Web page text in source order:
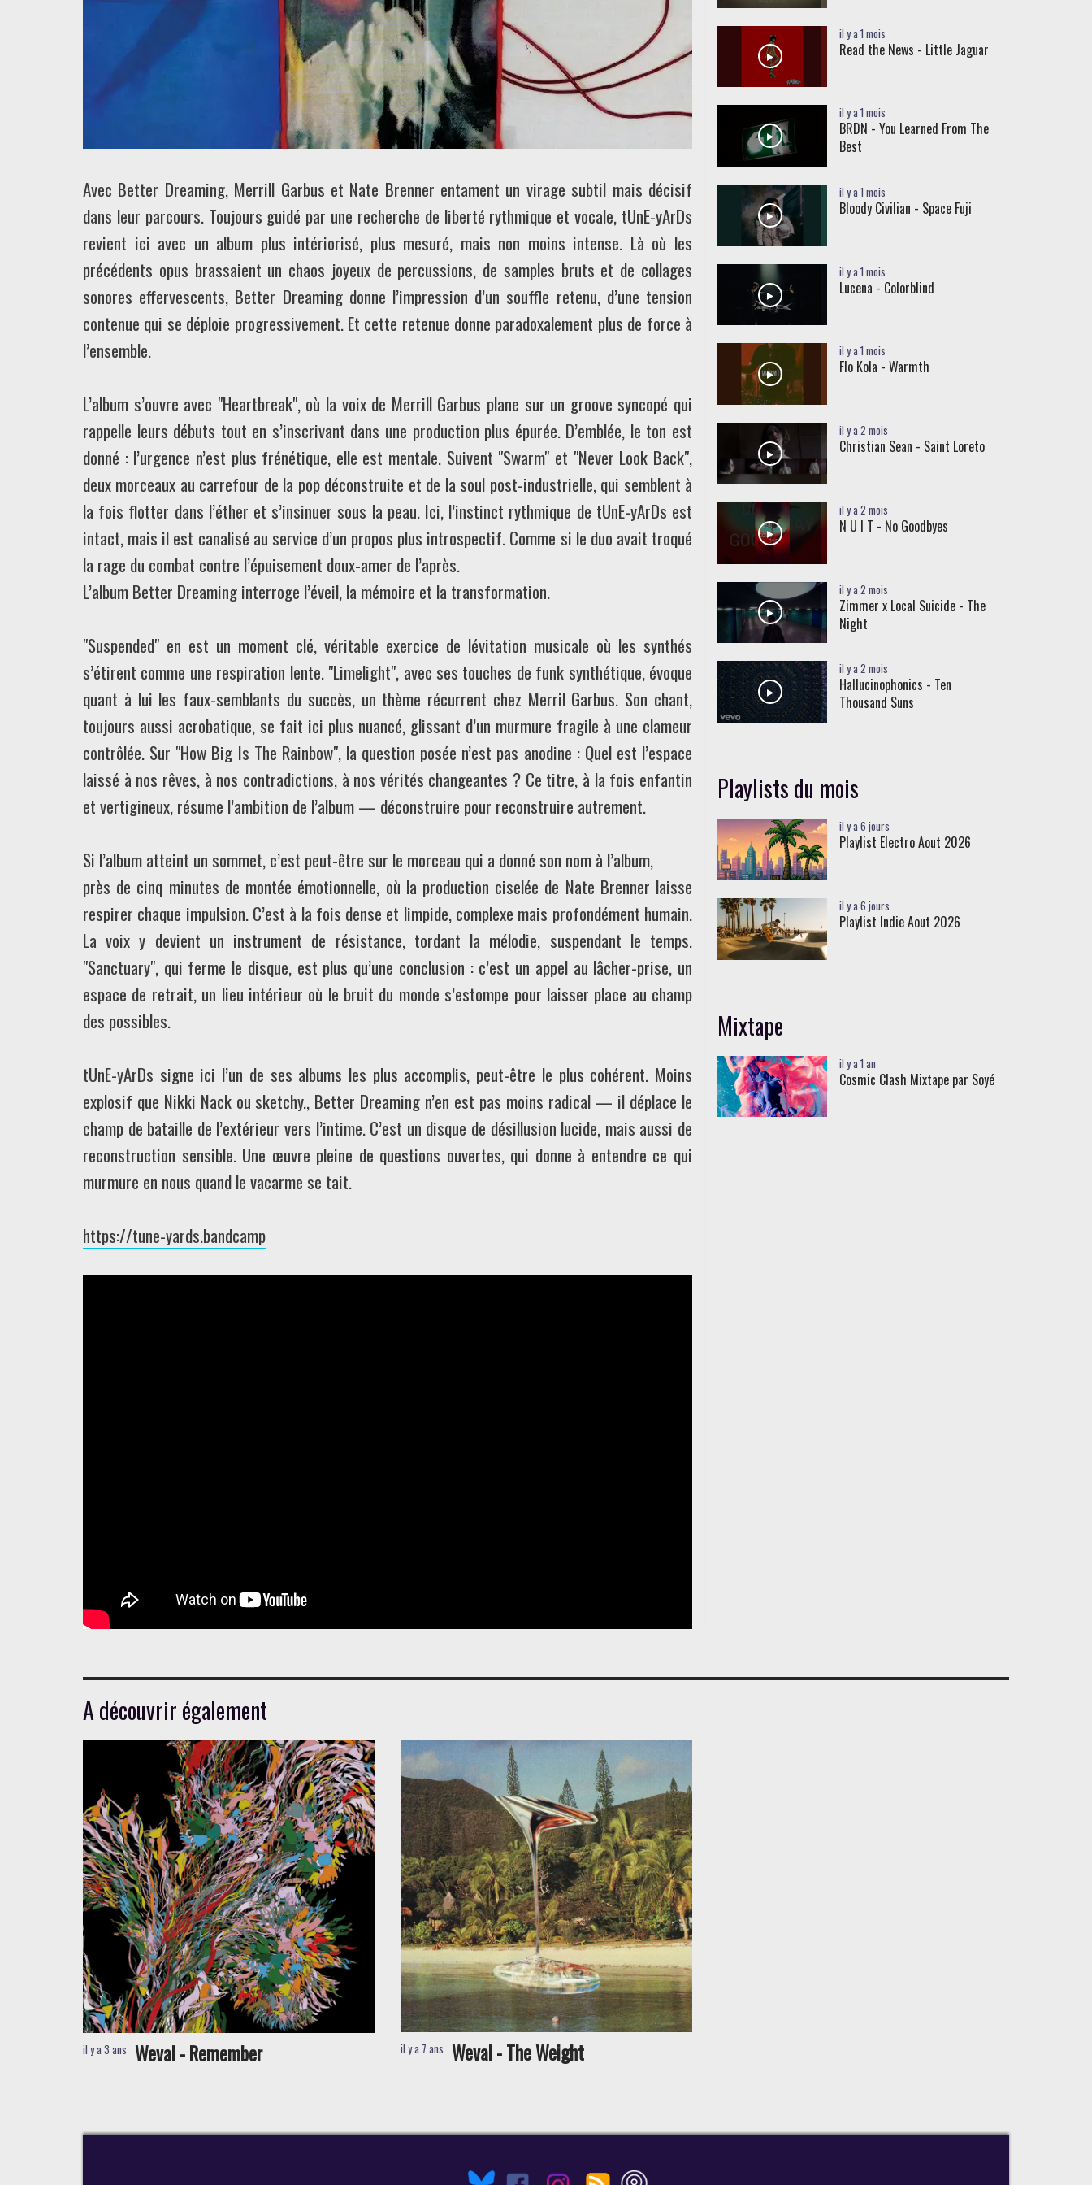
Avec Better Dreaming, Merrill Garbus et Nate Brenner entament un virage subtil mais décisif
dans leur parcours. Toujours guidé par une recherche de liberté rythmique et vocale, tUnE-yArDs
revient ici avec un album plus intériorisé, plus mesuré, mais non moins intense. Là où les
précédents opus brassaient un chaos joyeux de percussions, de samples bruts et de collages
sonores effervescents, Better Dreaming donne l’impression d’un souffle retenu, d’une tension
contenue qui se déploie progressivement. Et cette retenue donne paradoxalement plus de force à
l’ensemble.
L’album s’ouvre avec "Heartbreak", où la voix de Merrill Garbus plane sur un groove syncopé qui
rappelle leurs débuts tout en s’inscrivant dans une production plus épurée. D’emblée, le ton est
donné : l’urgence n’est plus frénétique, elle est mentale. Suivent "Swarm" et "Never Look Back",
deux morceaux au carrefour de la pop déconstruite et de la soul post-industrielle, qui semblent à
la fois flotter dans l’éther et s’insinuer sous la peau. Ici, l’instinct rythmique de tUnE-yArDs est
intact, mais il est canalisé au service d’un propos plus introspectif. Comme si le duo avait troqué
la rage du combat contre l’épuisement doux-amer de l’après.
L’album Better Dreaming interroge l’éveil, la mémoire et la transformation.
"Suspended" en est un moment clé, véritable exercice de lévitation musicale où les synthés
s’étirent comme une respiration lente. "Limelight", avec ses touches de funk synthétique, évoque
quant à lui les faux-semblants du succès, un thème récurrent chez Merril Garbus. Son chant,
toujours aussi acrobatique, se fait ici plus nuancé, glissant d’un murmure fragile à une clameur
contrôlée. Sur "How Big Is The Rainbow", la question posée n’est pas anodine : Quel est l’espace
laissé à nos rêves, à nos contradictions, à nos vérités changeantes ? Ce titre, à la fois enfantin
et vertigineux, résume l’ambition de l’album — déconstruire pour reconstruire autrement.
Si l’album atteint un sommet, c’est peut-être sur le morceau qui a donné son nom à l’album,
près de cinq minutes de montée émotionnelle, où la production ciselée de Nate Brenner laisse
respirer chaque impulsion. C’est à la fois dense et limpide, complexe mais profondément humain.
La voix y devient un instrument de résistance, tordant la mélodie, suspendant le temps.
"Sanctuary", qui ferme le disque, est plus qu’une conclusion : c’est un appel au lâcher-prise, un
espace de retrait, un lieu intérieur où le bruit du monde s’estompe pour laisser place au champ
des possibles.
tUnE-yArDs signe ici l’un de ses albums les plus accomplis, peut-être le plus cohérent. Moins
explosif que Nikki Nack ou sketchy., Better Dreaming n’en est pas moins radical — il déplace le
champ de bataille de l’extérieur vers l’intime. C’est un disque de désillusion lucide, mais aussi de
reconstruction sensible. Une œuvre pleine de questions ouvertes, qui donne à entendre ce qui
murmure en nous quand le vacarme se tait.
https://tune-yards.bandcamp
il y a 1 mois
Read the News - Little Jaguar
il y a 1 mois
BRDN - You Learned From The
Best
il y a 1 mois
Bloody Civilian - Space Fuji
il y a 1 mois
Lucena - Colorblind
il y a 1 mois
Flo Kola - Warmth
il y a 2 mois
Christian Sean - Saint Loreto
il y a 2 mois
N U I T - No Goodbyes
il y a 2 mois
Zimmer x Local Suicide - The
Night
il y a 2 mois
Hallucinophonics - Ten
Thousand Suns
Playlists du mois
il y a 6 jours
Playlist Electro Aout 2026
il y a 6 jours
Playlist Indie Aout 2026
Mixtape
il y a 1 an
Cosmic Clash Mixtape par Soyé
A découvrir également
il y a 3 ans Weval - Remember il y a 7 ans Weval - The Weight